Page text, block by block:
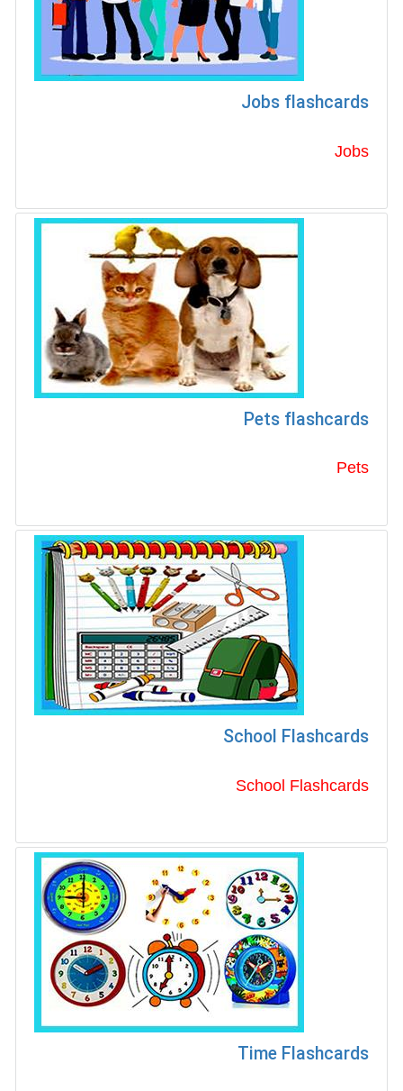
Jobs flashcards
Jobs
Pets flashcards
Pets
School Flashcards
School Flashcards
Time Flashcards